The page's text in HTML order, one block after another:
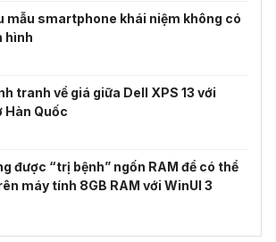
mẫu smartphone khái niệm không có
hình
tranh về giá giữa Dell XPS 13 với
Hàn Quốc
được “trị bệnh” ngốn RAM để có thể
máy tính 8GB RAM với WinUI 3